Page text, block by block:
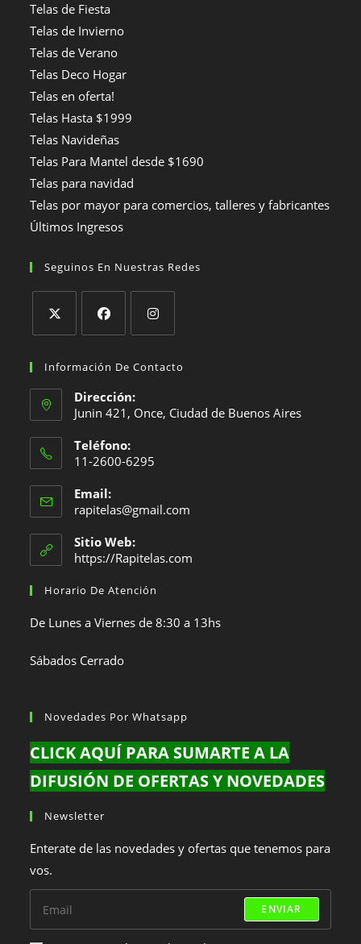
Telas de Fiesta
Telas de Invierno
Telas de Verano
Telas Deco Hogar
Telas en oferta!
Telas Hasta $1999
Telas Navideñas
Telas Para Mantel desde $1690
Telas para navidad
Telas por mayor para comercios, talleres y fabricantes
Últimos Ingresos
Seguinos En Nuestras Redes
abre
en
una
nueva
pestaña
abre
una
pestaña
abre
una
pestaña
Información De Contacto
Dirección:
Junin 421, Once, Ciudad de Buenos Aires
Teléfono:
11-2600-6295
abre
en
tu
aplicación
Email:
rapitelas@gmail.com
aplicación
Sitio Web:
https://Rapitelas.com
Horario De Atención
De Lunes a Viernes de 8:30 a 13hs
Sábados Cerrado
Novedades Por Whatsapp
CLICK AQUÍ PARA SUMARTE A LA
DIFUSIÓN DE OFERTAS Y NOVEDADES
Newsletter
Enterate de las novedades y ofertas que tenemos para
vos.
ENVIAR